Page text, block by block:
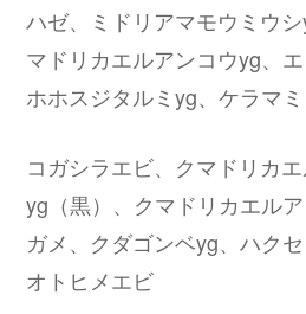
ハゼ、ミドリアマモウミウ
マドリカエルアンコウyg、エ
ホホスジタルミyg、ケラマ
コガシラエビ、クマドリカ
yg（黒）、クマドリカエル
ガメ、クダゴンベyg、ハクセ
オトヒメエビ